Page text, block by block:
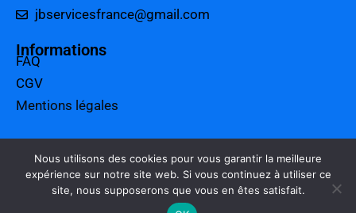
jbservicesfrance@gmail.com
Informations
FAQ
CGV
Mentions légales
Tarifs
Charte qualité
Politique de confidentialité
Nous utilisons des cookies pour vous garantir la meilleure
expérience sur notre site web. Si vous continuez à utiliser ce
site, nous supposerons que vous en êtes satisfait.